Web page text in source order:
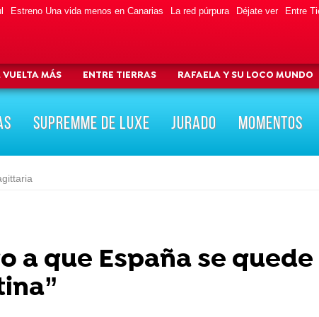
Estreno Una vida menos en Canarias La red púrpura Déjate ver Entre
VUELTA MÁS ENTRE TIERRAS RAFAELA Y SU LOCO MUNDO
SUPREMME DE LUXE JURADO MOMENTOS
a que España se